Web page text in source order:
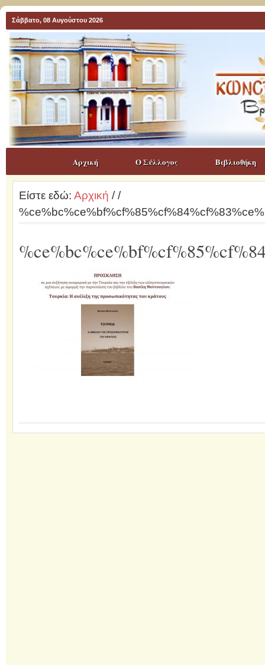
Σάββατο, 08 Αυγούστου 2026
Αρχική Ο Σύλλογος Βιβλιοθήκη
Είστε εδώ: Αρχική //